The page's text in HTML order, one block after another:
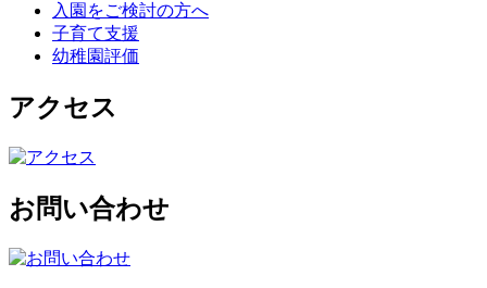
入園をご検討の方へ
子育て支援
幼稚園評価
アクセス
お問い合わせ